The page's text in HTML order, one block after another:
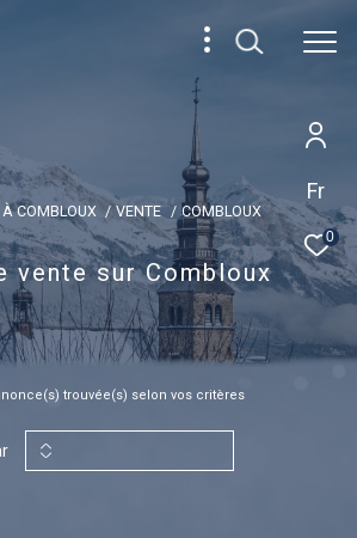
Fr
0
COMBLOUX VENTE COMBLOUX
vente sur Combloux
trouvée(s) selon vos critères